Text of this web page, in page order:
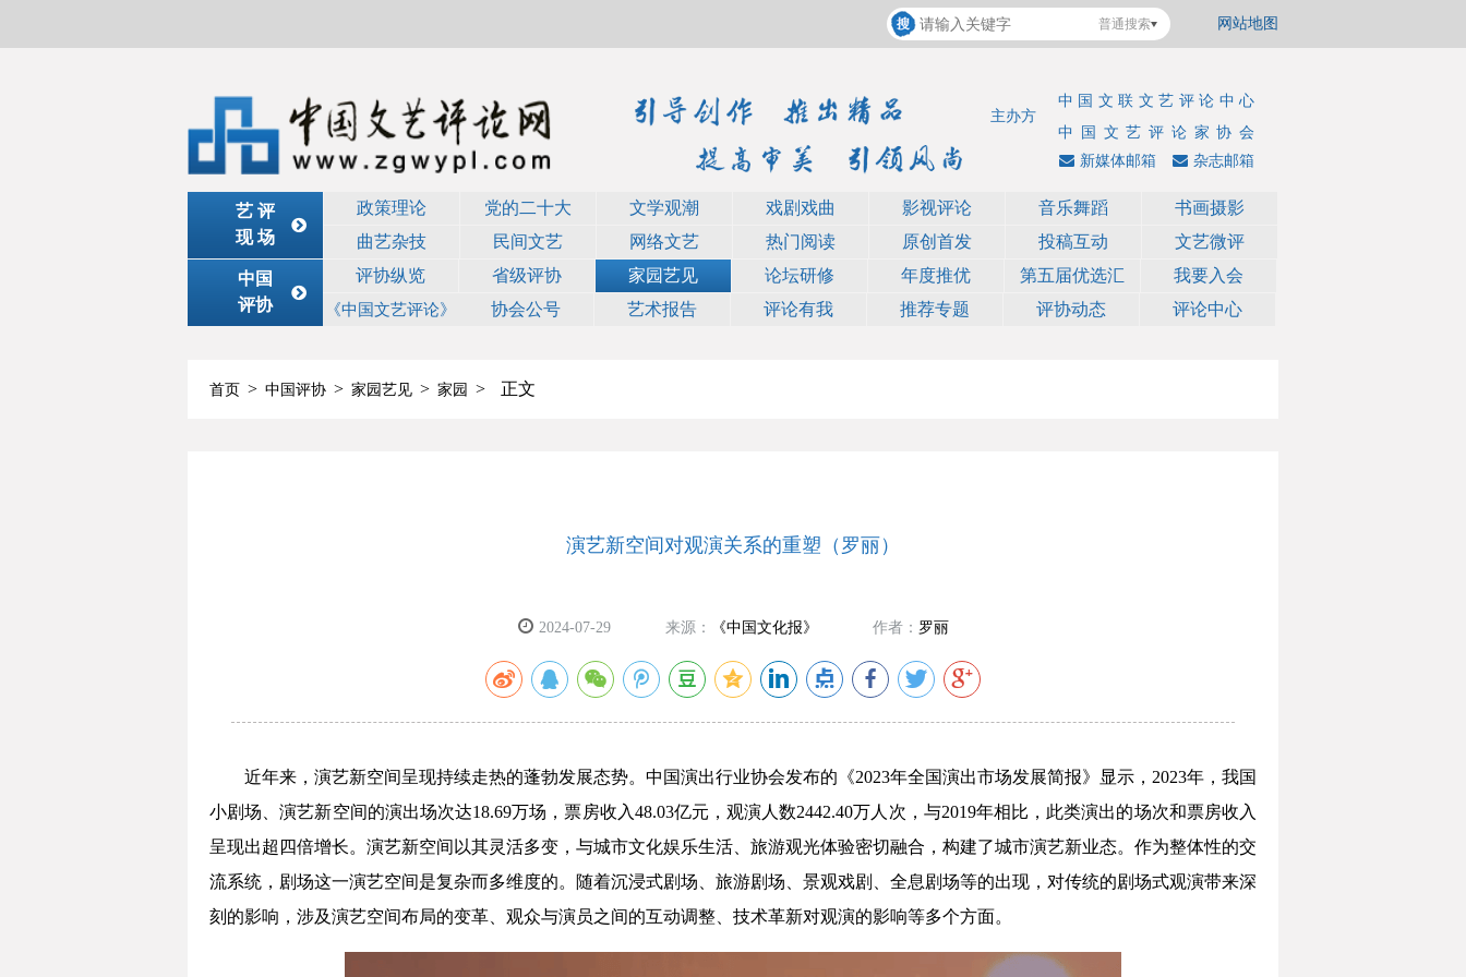
网站地图
普通搜索
中国文联文艺评论中心
中国文艺评论家协会
主办方
杂志邮箱
新媒体邮箱
艺 评
现 场
政策理论 党的二十大 文学观潮 戏剧戏曲 影视评论 音乐舞蹈
书画摄影
曲艺杂技
民间文艺 网络文艺 热门阅读 原创首发 投稿互动
文艺微评
中国
评协
评协纵览 省级评协 家园艺见 论坛研修 年度推优 第五届优选汇 我要入会
《中国文艺评论》 协会公号 艺术报告 评论有我 推荐专题 评协动态 评论中心
首页 > 中国评协 > 家园艺见 > 家园 > 正文
演艺新空间对观演关系的重塑（罗丽）
2024-07-29 来源： 《中国文化报》 作者： 罗丽
近年来，演艺新空间呈现持续走热的蓬勃发展态势。中国演出行业协会发布的《2023年全国演出市场发展简报》显示，2023年，我国
小剧场、演艺新空间的演出场次达18.69万场，票房收入48.03亿元，观演人数2442.40万人次，与2019年相比，此类演出的场次和票房收入
呈现出超四倍增长。演艺新空间以其灵活多变，与城市文化娱乐生活、旅游观光体验密切融合，构建了城市演艺新业态。作为整体性的交
流系统，剧场这一演艺空间是复杂而多维度的。随着沉浸式剧场、旅游剧场、景观戏剧、全息剧场等的出现，对传统的剧场式观演带来深
刻的影响，涉及演艺空间布局的变革、观众与演员之间的互动调整、技术革新对观演的影响等多个方面。